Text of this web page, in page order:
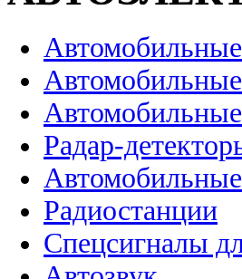
Радар-
Радиостанции
Спецсигналы